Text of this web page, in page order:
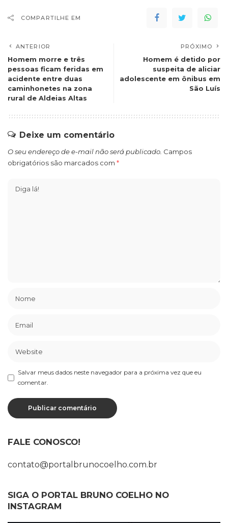
COMPARTILHE EM
ANTERIOR
Homem morre e três
pessoas ficam feridas em
acidente entre duas
caminhonetes na zona
rural de Aldeias Altas
PRÓXIMO
Homem é detido por
suspeita de aliciar
adolescente em ônibus em
São Luís
Deixe um comentário
O seu endereço de e-mail não será publicado. Campos
obrigatórios são marcados com *
Salvar meus dados neste navegador para a próxima vez que eu
comentar.
FALE CONOSCO!
contato@portalbrunocoelho.com.br
SIGA O PORTAL BRUNO COELHO NO
INSTAGRAM